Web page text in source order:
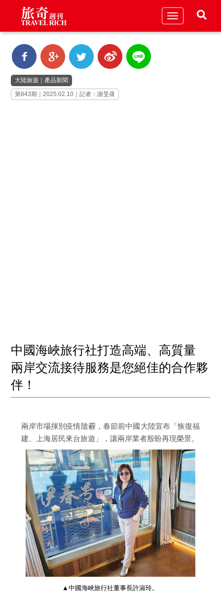
Toggle
大陸旅遊
產品新聞
第843期｜2025.02.10｜記者：謝旻蒨
中國海峽旅行社打造高端、高質量
兩岸交流接待服務是您絕佳的合作夥
伴！
兩岸市場揮別疫情陰霾，春節前中國大陸宣布「恢復福
建、上海居民來台旅遊」，讓兩岸業者殷盼再現榮景。
▲中國海峽旅行社董事長許淑玲。